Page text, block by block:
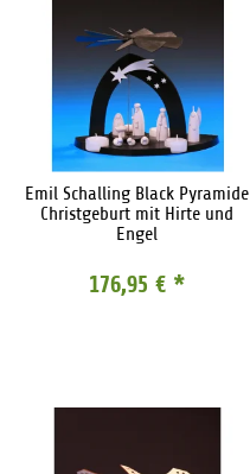
Emil Schalling Black Pyramide
Christgeburt mit Hirte und
Engel
176,95 € *